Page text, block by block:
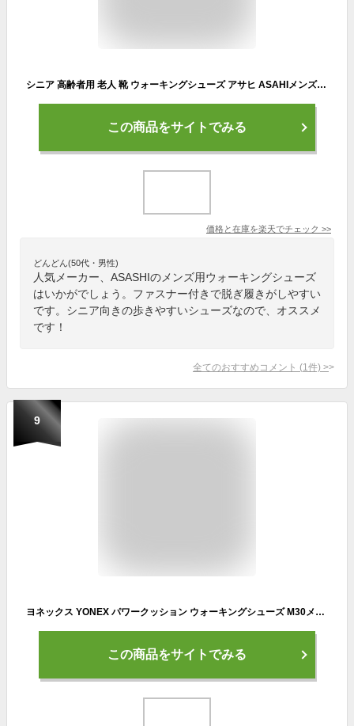
シニア 高齢者用 老人 靴 ウォーキングシューズ アサヒ ASAHIメンズ カジュアル M512 ファスナー メンズ 幅広 コンフォートウォーカー 男性用 紳士 歩きやすい ウォーキング
この商品をサイトでみる
価格と在庫を楽天でチェック >>
どんどん(50代・男性)
人気メーカー、ASASHIのメンズ用ウォーキングシューズ
はいかがでしょう。ファスナー付きで脱ぎ履きがしやすい
です。シニア向きの歩きやすいシューズなので、オススメ
です！
全てのおすすめコメント (1 件) >
9
ヨネックス YONEX パワークッション ウォーキングシューズ M30メッシュW メンズ ウォーキングシューズ スニーカー 紐靴 パワークッションM30メッシュW 4.5E ゆったり ファスナー付き SHW M30AW power cushion
この商品をサイトでみる